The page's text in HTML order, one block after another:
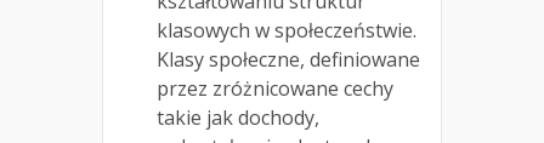
klasowych w społeczeństwie.
Klasy społeczne, definiowane
przez zróżnicowane cechy
takie jak dochody,